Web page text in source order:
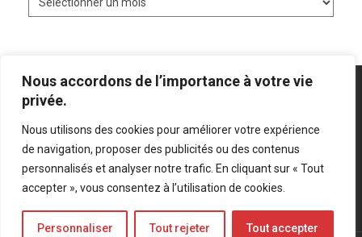
Nous accordons de l’importance à votre vie
privée.
Nous utilisons des cookies pour améliorer votre expérience
de navigation, proposer des publicités ou des contenus
personnalisés et analyser notre trafic. En cliquant sur « Tout
accepter », vous consentez à l’utilisation de cookies.
Personnaliser Tout rejeter Tout accepter
Mentions légales Politique de confidentialité
Bluesky
LinkedIn
Twitter